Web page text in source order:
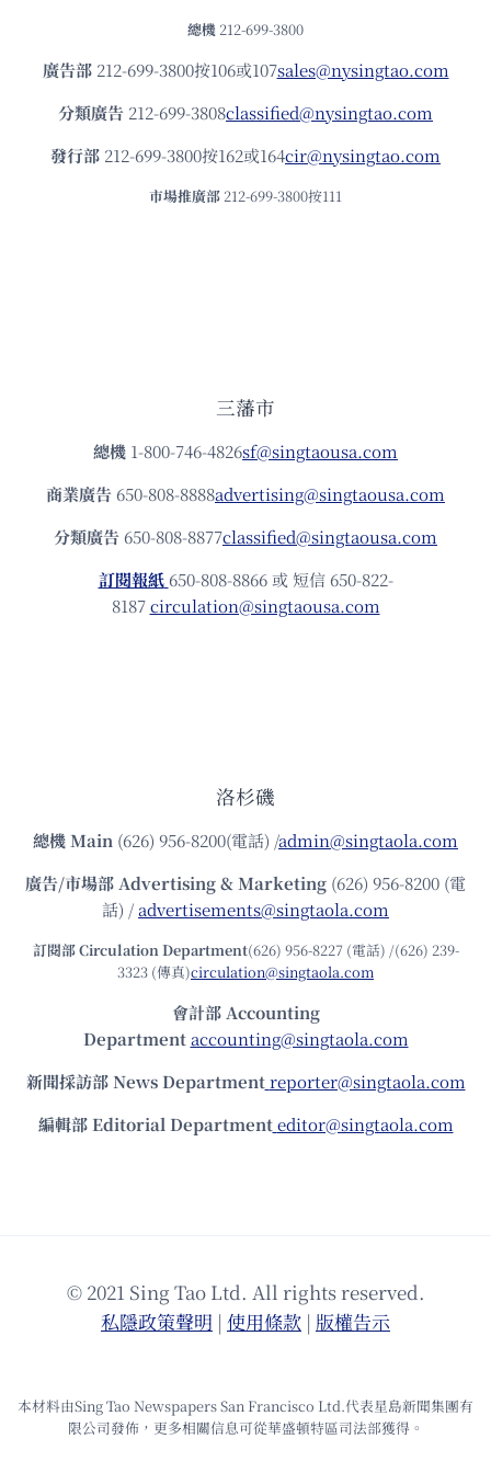
總機 212-699-3800
廣告部212-699-3800按106或107sales@nysingtao.com
分類廣告 212-699-3808classified@nysingtao.com
發⾏部 212-699-3800按162或164cir@nysingtao.com
市場推廣部 212-699-3800按111
三藩市
總機 1-800-746-4826sf@singtaousa.com
商業廣告 650-808-8888advertising@singtaousa.com
分類廣告 650-808-8877classified@singtaousa.com
訂閱報紙 650-808-8866 或 短信 650-822-
8187circulation@singtaousa.com
洛杉磯
總機Main (626) 956-8200(電話) /admin@singtaola.com
廣告/市場部Advertising & Marketing (626) 956-8200 (電
話) /advertisements@singtaola.com
訂閱部 Circulation Department(626) 956-8227 (電話) /(626) 239-
3323 (傳真)circulation@singtaola.com
會計部 Accounting
Department accounting@singtaola.com
新聞採訪部 News Department reporter@singtaola.com
編輯部 Editorial Department editor@singtaola.com
© 2021 Sing Tao Ltd. All rights reserved.
私隱政策聲明 | 使⽤條款 | 版權告⽰
本材料由Sing Tao Newspapers San Francisco Ltd.代表星島新聞集團有
限公司發佈，更多相關信息可從華盛頓特區司法部獲得。